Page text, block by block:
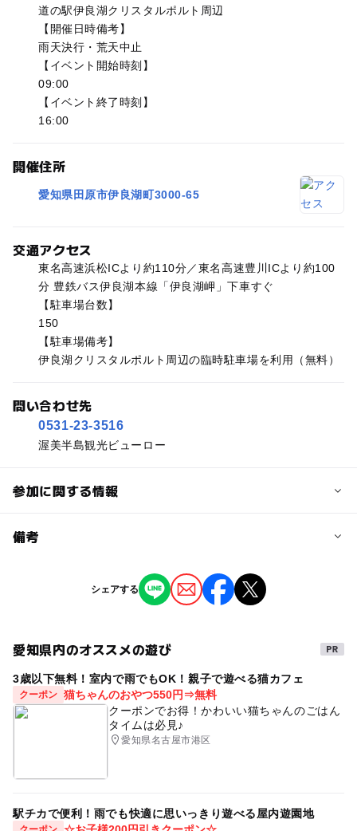
道の駅伊良湖クリスタルポルト周辺
【開催日時備考】
雨天決行・荒天中止
【イベント開始時刻】
09:00
【イベント終了時刻】
16:00
開催住所
愛知県田原市伊良湖町3000-65
交通アクセス
東名高速浜松ICより約110分／東名高速豊川ICより約100
分 豊鉄バス伊良湖本線「伊良湖岬」下車すぐ
【駐車場台数】
150
【駐車場備考】
伊良湖クリスタルポルト周辺の臨時駐車場を利用（無料）
問い合わせ先
0531-23-3516
渥美半島観光ビューロー
参加に関する情報
予約/応募
備考
※掲載の情報は天候や主催者側の都合などにより変更にな
ることがあります。
シェアする
愛知県内のオススメの遊び
3歳以下無料！室内で雨でもOK！親子で遊べる猫カフェ
クーポン 猫ちゃんのおやつ550円⇒無料
クーポンでお得！かわいい猫ちゃんのごはん
タイムは必見♪
愛知県名古屋市港区
駅チカで便利！雨でも快適に思いっきり遊べる屋内遊園地